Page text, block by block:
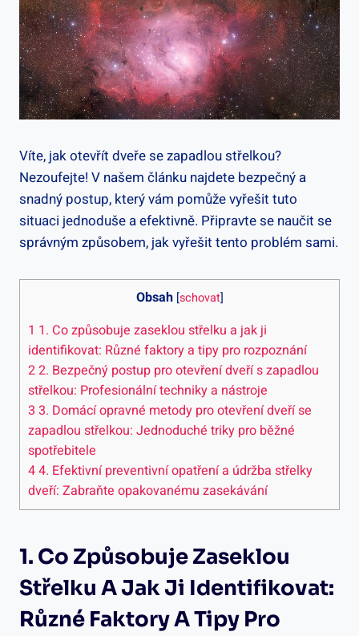
Víte, jak otevřít dveře se zapadlou střelkou?
Nezoufejte! V našem článku najdete bezpečný a
snadný ‍postup, který vám pomůže vyřešit tuto
situaci jednoduše a efektivně. Připravte se naučit se
správným​ způsobem, jak ‌vyřešit tento problém ‍sami.
Obsah [schovat]
1 1. Co způsobuje zaseklou střelku a jak ji
identifikovat: Různé faktory a tipy pro rozpoznání
22. Bezpečný postup pro otevření dveří s zapadlou
střelkou: Profesionální techniky a nástroje
3 3. Domácí opravné metody pro otevření dveří se
zapadlou střelkou: Jednoduché triky pro běžné
spotřebitele
44. Efektivní preventivní opatření a údržba střelky
dveří: Zabraňte⁤ opakovanému zasekávání
1. Co Způsobuje Zaseklou
Střelku A Jak Ji Identifikovat:
Různé Faktory A Tipy Pro